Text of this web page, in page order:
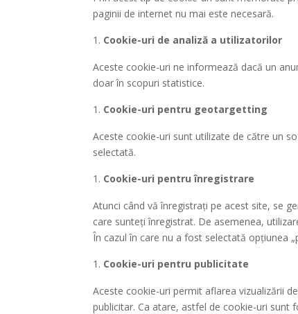
paginii de internet nu mai este necesară.
Cookie-uri de analiză a utilizatorilor
Aceste cookie-uri ne informează dacă un
doar în scopuri statistice.
Cookie-uri pentru geotargetting
Aceste cookie-uri sunt utilizate de către un
selectată.
Cookie-uri pentru înregistrare
Atunci când vă înregistrați pe acest site, se
care sunteți înregistrat. De asemenea,
În cazul în care nu a fost selectată opțiunea
Cookie-uri pentru publicitate
Aceste cookie-uri permit aflarea vizualizării
publicitar. Ca atare, astfel de cookie-uri